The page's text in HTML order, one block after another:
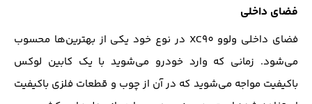
فضای داخلی
فضای داخلی ولوو XC90‌ در نوع خود یکی از بهترین‌ها محسوب
می‌شود. زمانی که وارد خودرو می‌شوید با یک کابین لوکس
باکیفیت مواجه می‌شوید که در آن از چوب و قطعات فلزی باکیفیت